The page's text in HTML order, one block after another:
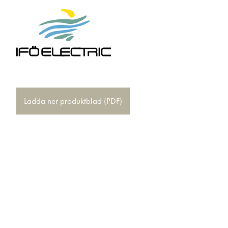
Ladda ner produktblad (PDF)